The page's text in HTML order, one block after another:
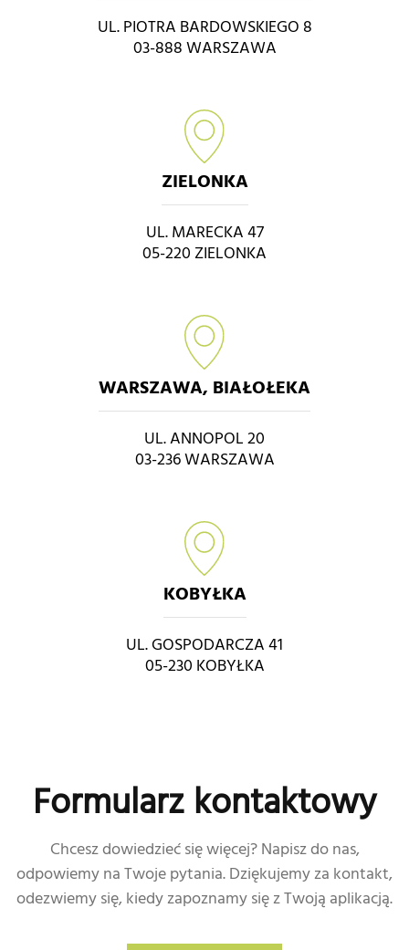
UL. PIOTRA BARDOWSKIEGO 8
03-888 WARSZAWA
ZIELONKA
UL. MARECKA 47
05-220 ZIELONKA
WARSZAWA, BIAŁOŁEKA
UL. ANNOPOL 20
03-236 WARSZAWA
KOBYŁKA
UL. GOSPODARCZA 41
05-230 KOBYŁKA
Formularz kontaktowy
Chcesz dowiedzieć się więcej? Napisz do nas,
odpowiemy na Twoje pytania. Dziękujemy za kontakt,
odezwiemy się, kiedy zapoznamy się z Twoją aplikacją.